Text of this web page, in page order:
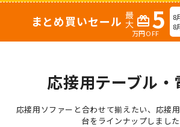
まとめ買いセール redeem 5
万円OFF
8
8
応接用テーブル・
応接用ソファーと合わせて揃えたい、応接
台をラインナップしました